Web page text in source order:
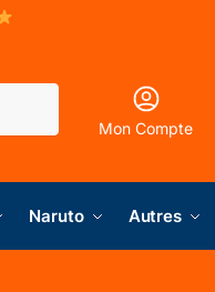
Mon Compte
Naruto Autres